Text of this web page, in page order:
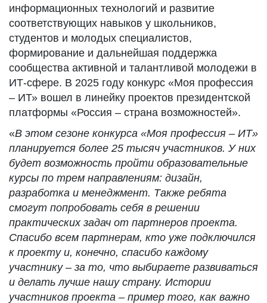
информационных технологий и развитие
соответствующих навыков у школьников,
студентов и молодых специалистов,
формирование и дальнейшая поддержка
сообщества активной и талантливой молодежи в
ИТ-сфере. В 2025 году конкурс «Моя профессия
– ИТ» вошел в линейку проектов президентской
платформы «Россия – страна возможностей».
«В этом сезоне конкурса «Моя профессия – ИТ»
планируется более 25 тысяч участников. У них
будет возможность пройти образовательные
курсы по трем направлениям: дизайн,
разработка и менеджмент. Также ребята
смогут попробовать себя в решении
практических задач от партнеров проекта.
Спасибо всем партнерам, кто уже подключился
к проекту и, конечно, спасибо каждому
участнику – за то, что выбираете развиваться
и делать лучше нашу страну. Истории
участников проекта – пример того, как важно